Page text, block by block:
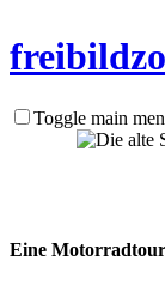
freibild
Toggle main
Eine